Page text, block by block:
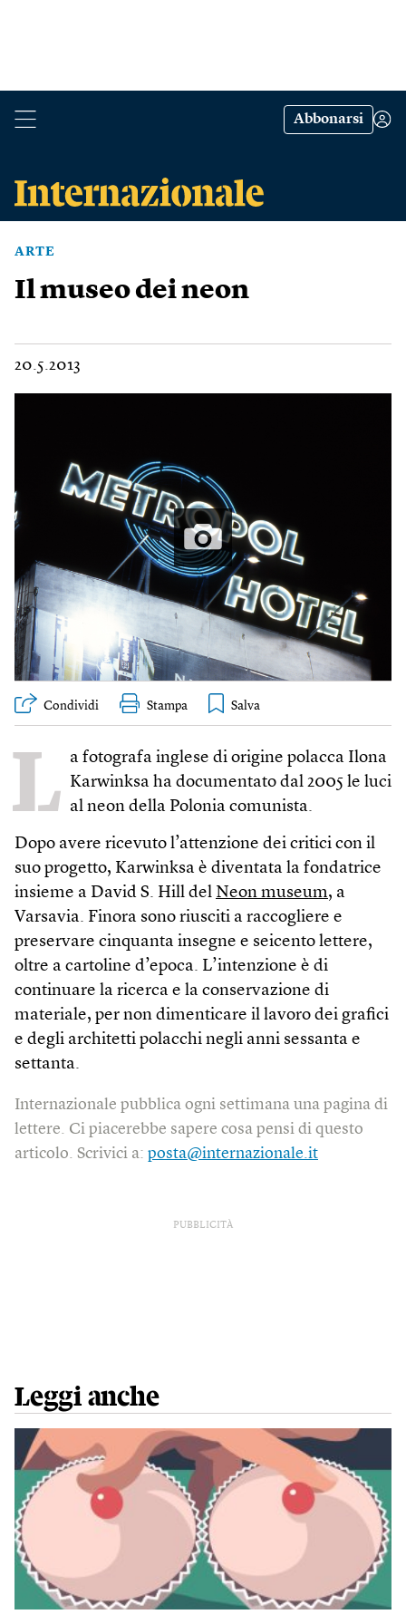
Abbonarsi
ARTE
Il museo dei neon
20.5.2013
Condividi Stampa
L a fotografa inglese di origine polacca Ilona
Karwinksa ha documentato dal 2005 le luci
al neon della Polonia comunista.
Dopo avere ricevuto l’attenzione dei critici con il
suo progetto, Karwinksa è diventata la fondatrice
insieme a David S. Hill del Neon museum, a
Varsavia. Finora sono riusciti a raccogliere e
preservare cinquanta insegne e seicento lettere,
oltre a cartoline d’epoca. L’intenzione è di
continuare la ricerca e la conservazione di
materiale, per non dimenticare il lavoro dei grafici
e degli architetti polacchi negli anni sessanta e
settanta.
Internazionale pubblica ogni settimana una pagina di
lettere. Ci piacerebbe sapere cosa pensi di questo
articolo. Scrivici a: posta@internazionale.it
PUBBLICITÀ
Leggi anche